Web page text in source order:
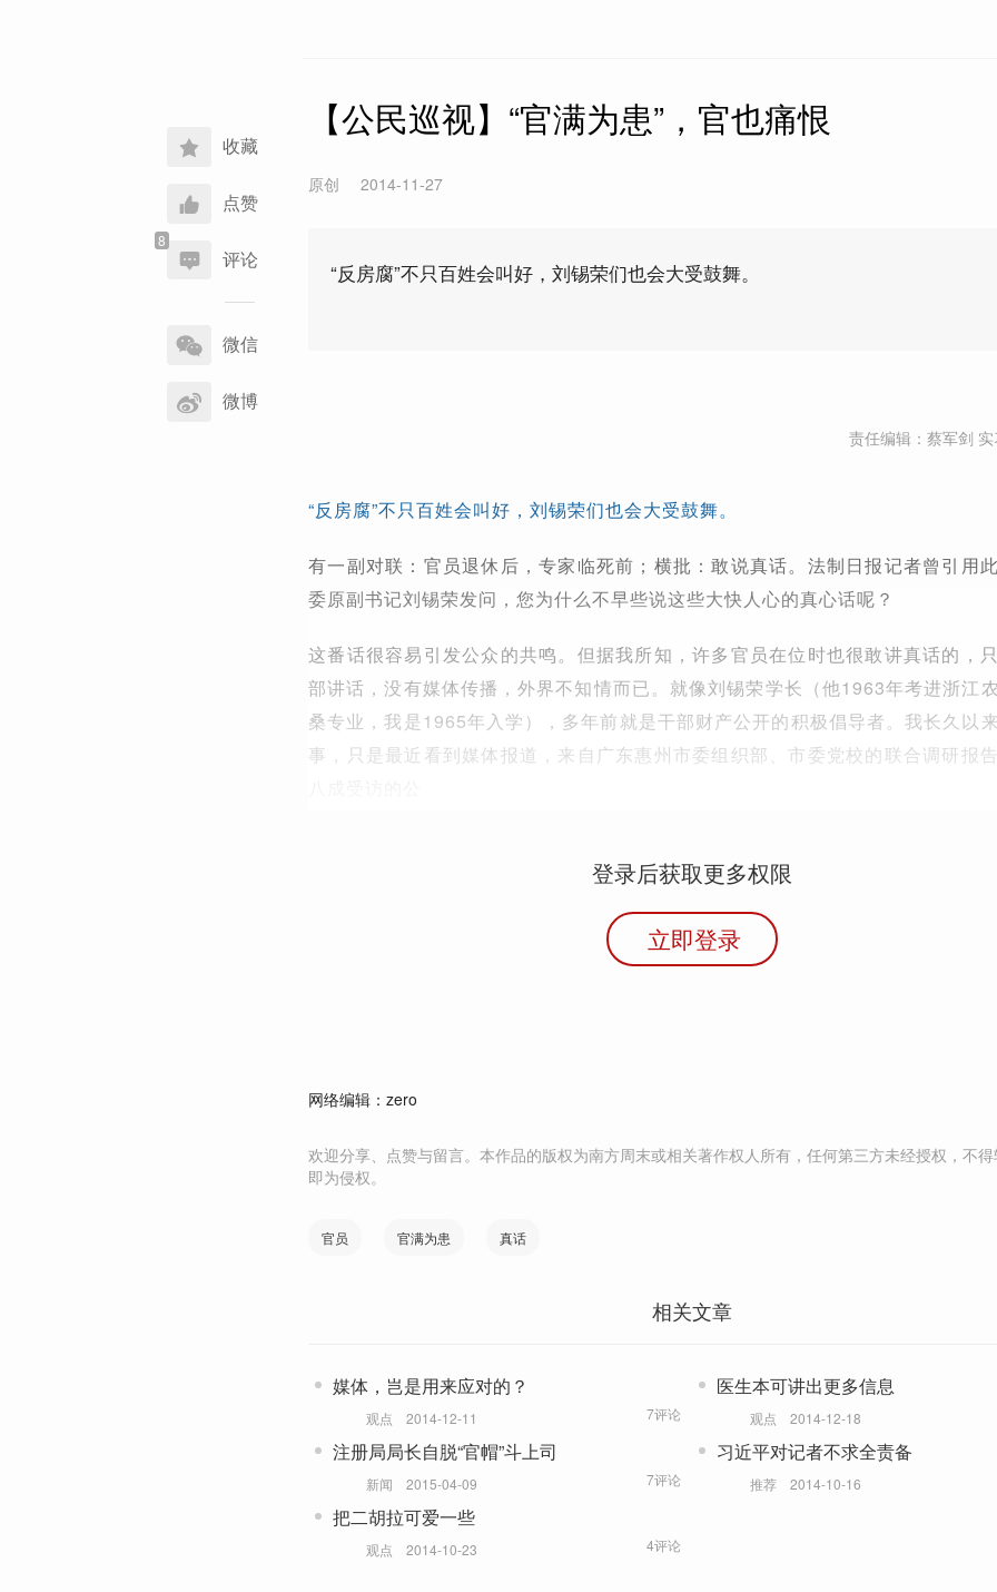
收藏
点赞
评论
享
到
微信
微博
【公民巡视】“官满为患”，官也痛恨
原创 2014-11-27
“反房腐”不只百姓会叫好，刘锡荣们也会大受鼓舞。
责任编辑：蔡军剑
“反房腐”不只百姓会叫好，刘锡荣们也会大受鼓舞。
有一副对联：官员退休后，专家临死前；横批：敢说真话。法制日报记者曾引用
委原副书记刘锡荣发问，您为什么不早些说这些大快人心的真心话呢？
这番话很容易引发公众的共鸣。但据我所知，许多官员在位时也很敢讲真话的，
部讲话，没有媒体传播，外界不知情而已。就像刘锡荣学长（他1963年考进浙江
桑专业，我是1965年入学），多年前就是干部财产公开的积极倡导者。我长久以
事，只是最近看到媒体报道，来自广东惠州市委组织部、市委党校的联合调研报
登录后获取更多权限
立即登录
网络编辑：zero
欢迎分享、点赞与留言。本作品的版权为南方周末或相关著作权人所有，任何第三方未经授权，不
即为侵权。
官员 官满为患 真话
相关文章
媒体，岂是用来应对的？
观点 2014-12-11 7评论
医生本可讲出更多信息
观点 2014-12-18
注册局局长自脱“官帽”斗上司
新闻 2015-04-09 7评论
习近平对记者不求全责备
推荐 2014-10-16
把二胡拉可爱一些
观点 2014-10-23 4评论